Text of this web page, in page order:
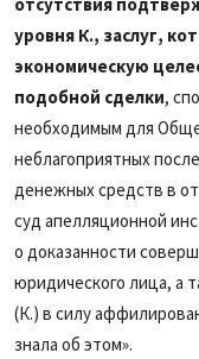
уровня К., заслуг,
экономическую
подобной сделки,
необходимым для
неблагоприятных
денежных средств в
суд апелляционной
о доказанности
юридического лица, а
(К.) в силу
знала об этом».